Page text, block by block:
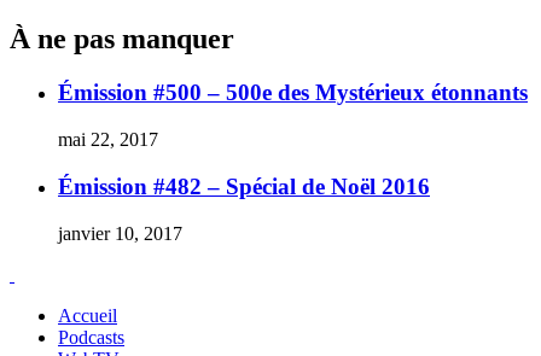
À ne pas manquer
Émission #500 – 500e des Mystérieux étonnants
mai 22, 2017
Émission #482 – Spécial de Noël 2016
janvier 10, 2017
Accueil
Podcasts